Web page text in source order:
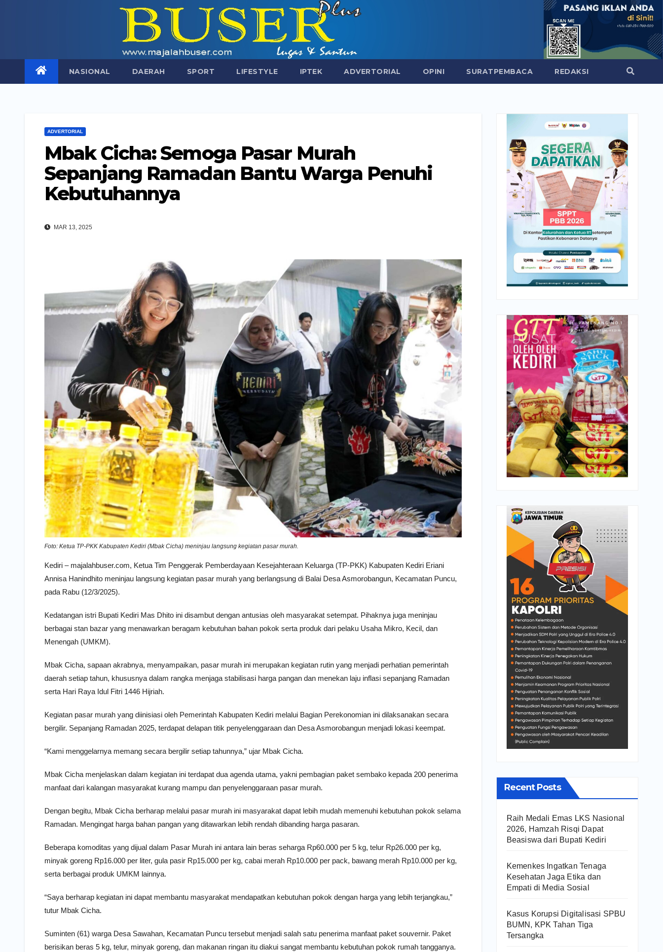
NASIONAL DAERAH SPORT LIFESTYLE IPTEK ADVERTORIAL OPINI SURATPEMBACA REDAKSI
ADVERTORIAL
Mbak Cicha: Semoga Pasar Murah
Sepanjang Ramadan Bantu Warga Penuhi
Kebutuhannya
MAR 13, 2025
Foto: Ketua TP-PKK Kabupaten Kediri (Mbak Cicha) meninjau langsung kegiatan pasar murah.
Kediri – majalahbuser.com, Ketua Tim Penggerak Pemberdayaan Kesejahteraan Keluarga (TP-PKK) Kabupaten Kediri Eriani
Annisa Hanindhito meninjau langsung kegiatan pasar murah yang berlangsung di Balai Desa Asmorobangun, Kecamatan Puncu,
pada Rabu (12/3/2025).
Kedatangan istri Bupati Kediri Mas Dhito ini disambut dengan antusias oleh masyarakat setempat. Pihaknya juga meninjau
berbagai stan bazar yang menawarkan beragam kebutuhan bahan pokok serta produk dari pelaku Usaha Mikro, Kecil, dan
Menengah (UMKM).
Mbak Cicha, sapaan akrabnya, menyampaikan, pasar murah ini merupakan kegiatan rutin yang menjadi perhatian pemerintah
daerah setiap tahun, khususnya dalam rangka menjaga stabilisasi harga pangan dan menekan laju inflasi sepanjang Ramadan
serta Hari Raya Idul Fitri 1446 Hijriah.
Kegiatan pasar murah yang diinisiasi oleh Pemerintah Kabupaten Kediri melalui Bagian Perekonomian ini dilaksanakan secara
bergilir. Sepanjang Ramadan 2025, terdapat delapan titik penyelenggaraan dan Desa Asmorobangun menjadi lokasi keempat.
“Kami menggelarnya memang secara bergilir setiap tahunnya,” ujar Mbak Cicha.
Mbak Cicha menjelaskan dalam kegiatan ini terdapat dua agenda utama, yakni pembagian paket sembako kepada 200 penerima
manfaat dari kalangan masyarakat kurang mampu dan penyelenggaraan pasar murah.
Dengan begitu, Mbak Cicha berharap melalui pasar murah ini masyarakat dapat lebih mudah memenuhi kebutuhan pokok selama
Ramadan. Mengingat harga bahan pangan yang ditawarkan lebih rendah dibanding harga pasaran.
Beberapa komoditas yang dijual dalam Pasar Murah ini antara lain beras seharga Rp60.000 per 5 kg, telur Rp26.000 per kg,
minyak goreng Rp16.000 per liter, gula pasir Rp15.000 per kg, cabai merah Rp10.000 per pack, bawang merah Rp10.000 per kg,
serta berbagai produk UMKM lainnya.
“Saya berharap kegiatan ini dapat membantu masyarakat mendapatkan kebutuhan pokok dengan harga yang lebih terjangkau,”
tutur Mbak Cicha.
Suminten (61) warga Desa Sawahan, Kecamatan Puncu tersebut menjadi salah satu penerima manfaat paket souvernir. Paket
berisikan beras 5 kg, telur, minyak goreng, dan makanan ringan itu diakui sangat membantu kebutuhan pokok rumah tangganya.
Recent Posts
Raih Medali Emas LKS Nasional
2026, Hamzah Risqi Dapat
Beasiswa dari Bupati Kediri
Kemenkes Ingatkan Tenaga
Kesehatan Jaga Etika dan
Empati di Media Sosial
Kasus Korupsi Digitalisasi SPBU
BUMN, KPK Tahan Tiga
Tersangka